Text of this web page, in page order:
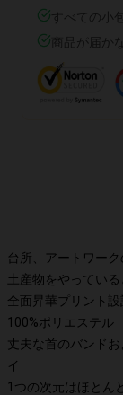
すべての小
商品が届か
台所、アートワー
土産物をやってい
全面昇華プリント設
100%ポリエステル
丈夫な首のバンド
イ
1つの次元はほとん